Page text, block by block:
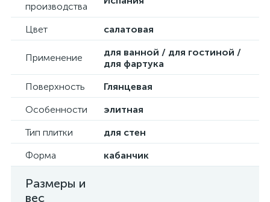
производства
Цвет салатовая
Применение
для ванной / для гостиной /
для фартука
Поверхность
Глянцевая
Особенности
элитная
Тип плитки
для стен
Форма
кабанчик
Размеры и
вес